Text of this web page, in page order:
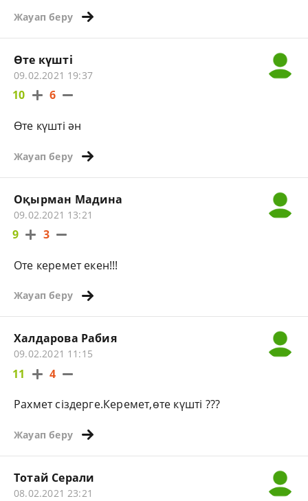
Жауап беру
Өте күшті
09.02.2021 19:37
10 6
Өте күшті ән
Жауап беру
Оқырман Мадина
09.02.2021 13:21
9 3
Оте керемет екен!!!
Жауап беру
Халдарова Рабия
09.02.2021 11:15
11 4
Рахмет сіздерге.Керемет,өте күшті ???
Жауап беру
Тотай Серали
08.02.2021 23:21